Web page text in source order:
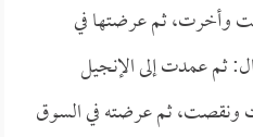
وأخرت، ثم عرضتها في
ثم عمدت إلى الإنجيل
ثم عرضته في السوق